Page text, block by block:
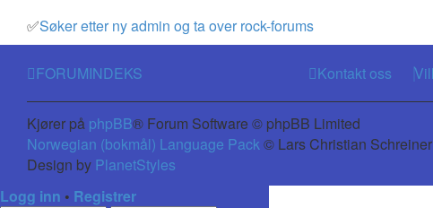
✅Søker etter ny admin og ta over rock-forums
FORUMINDEKS Kontakt oss
Kjører på phpBB® Forum Software © phpBB Limited
Norwegian (bokmål) Language Pack© Lars Christian Schreiner
Design by PlanetStyles
Logg inn • Registrer